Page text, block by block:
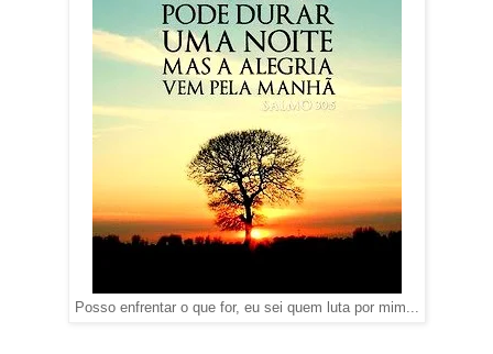
Posso enfrentar o que for, eu sei quem luta por mim...